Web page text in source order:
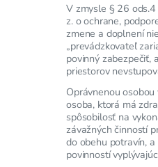
V zmysle § 26
z. o ochrane,
zmene a doplnení
„prevádzkovateľ
povinný zabezpečiť,
priestorov
Oprávnenou
osoba, ktorá má
spôsobilosť na
závažných činností
do obehu potravín,
povinností